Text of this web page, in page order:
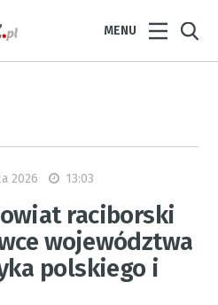
MENU
2026 13:03
raciborski
województwa
polskiego i